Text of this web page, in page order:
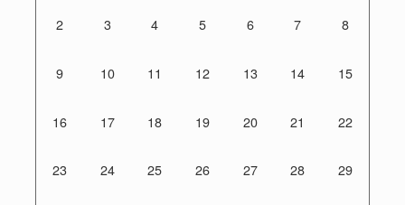
2 3 4 5 6 7 8
9 10 11 12 13 14 15
16 17 18 19 20 21 22
23 24 25 26 27 28 29